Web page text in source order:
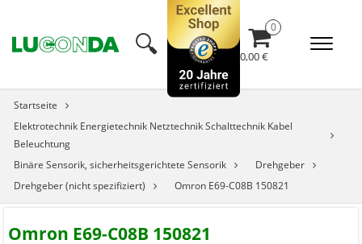
🔍︎ 0,00 €
Startseite
Elektrotechnik Energietechnik Netztechnik Schalttechnik Kabel
Beleuchtung
Binäre Sensorik, sicherheitsgerichtete Sensorik
Drehgeber
Drehgeber (nicht spezifiziert)
Omron E69-C08B 150821
Omron E69-C08B 150821